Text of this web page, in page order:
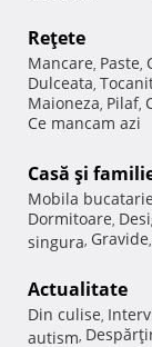
Reţete
Mancare, Paste,
Dulceata,
Maioneza, Pilaf,
Ce mancam azi
Casă şi
Mobila bucatarie
Dormitoare,
singura, Gravide,
Actualitate
Din culise,
autism,